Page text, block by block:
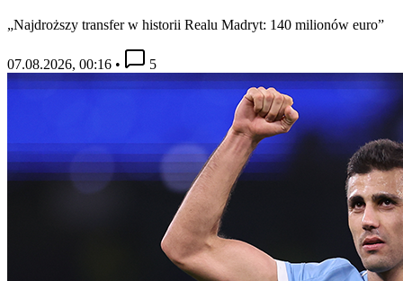
„Najdroższy transfer w historii Realu Madryt: 140 milionów euro”
07.08.2026, 00:16 • 5